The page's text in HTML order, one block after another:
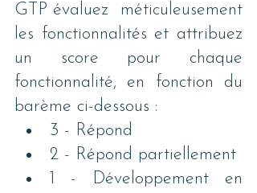
GTP évaluez  méticuleusement
les fonctionnalités et attribuez
un score pour chaque
fonctionnalité, en fonction du
barème ci-dessous :
3 - Répond
2 - Répond partiellement
1 - Développement en